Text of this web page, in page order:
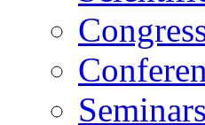
Seminars